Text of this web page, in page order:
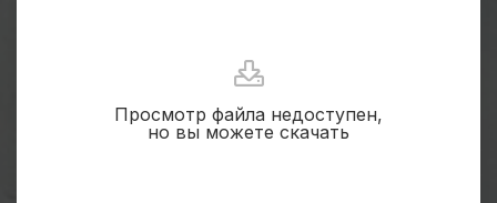
Просмотр файла недоступен,
но вы можете скачать